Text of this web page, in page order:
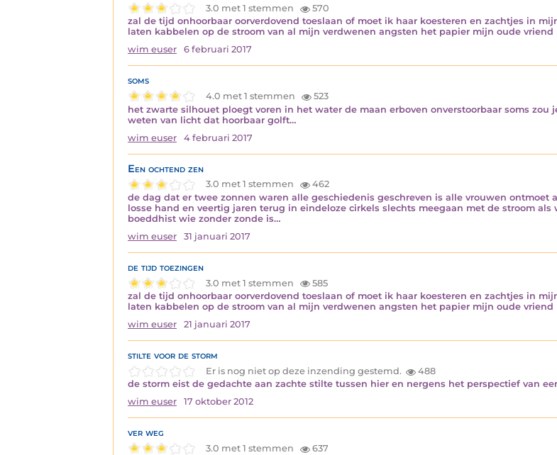
3.0 met 1 stemmen
570
zal de tijd onhoorbaar oorverdovend toeslaan of moet ik haar koesteren en zachtjes in
laten kabbelen op de stroom van al mijn verdwenen angsten het papier mijn oude
wim euser
6 februari 2017
soms
4.0 met 1 stemmen
523
het zwarte silhouet ploegt voren in het water de maan erboven onverstoorbaar soms
weten van licht dat hoorbaar golft…
wim euser
4 februari 2017
Een ochtend zen
3.0 met 1 stemmen
462
de dag dat er twee zonnen waren alle geschiedenis geschreven is alle vrouwen
losse hand en veertig jaren terug in eindeloze cirkels slechts meegaan met de stroom
boeddhist wie zonder zonde is…
wim euser
31 januari 2017
de tijd toezingen
3.0 met 1 stemmen
585
zal de tijd onhoorbaar oorverdovend toeslaan of moet ik haar koesteren en zachtjes in
laten kabbelen op de stroom van al mijn verdwenen angsten het papier mijn oude
wim euser
21 januari 2017
stilte voor de storm
Er is nog niet op deze inzending gestemd.
488
de storm eist de gedachte aan zachte stilte tussen hier en nergens het perspectief van
wim euser
17 oktober 2012
ver weg
3.0 met 1 stemmen
637